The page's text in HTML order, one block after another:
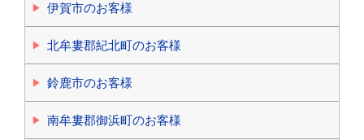
伊賀市のお客様
北牟婁郡紀北町のお客様
鈴鹿市のお客様
南牟婁郡御浜町のお客様